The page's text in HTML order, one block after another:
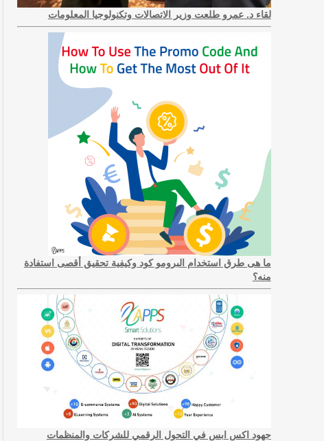
لقاء د. عمرو طلعت وزير الاتصالات وتكنولوجيا المعلومات
ما هى طرق استخدام البرومو كود وكيفية تحقيق أقصى استفادة
منه؟
جهود اكس ابس في التحول الرقمي للشركات والمنظمات